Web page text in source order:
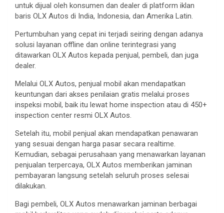
untuk dijual oleh konsumen dan dealer di platform iklan
baris OLX Autos di India, Indonesia, dan Amerika Latin.
Pertumbuhan yang cepat ini terjadi seiring dengan adanya
solusi layanan offline dan online terintegrasi yang
ditawarkan OLX Autos kepada penjual, pembeli, dan juga
dealer.
Melalui OLX Autos, penjual mobil akan mendapatkan
keuntungan dari akses penilaian gratis melalui proses
inspeksi mobil, baik itu lewat home inspection atau di 450+
inspection center resmi OLX Autos.
Setelah itu, mobil penjual akan mendapatkan penawaran
yang sesuai dengan harga pasar secara realtime.
Kemudian, sebagai perusahaan yang menawarkan layanan
penjualan terpercaya, OLX Autos memberikan jaminan
pembayaran langsung setelah seluruh proses selesai
dilakukan.
Bagi pembeli, OLX Autos menawarkan jaminan berbagai